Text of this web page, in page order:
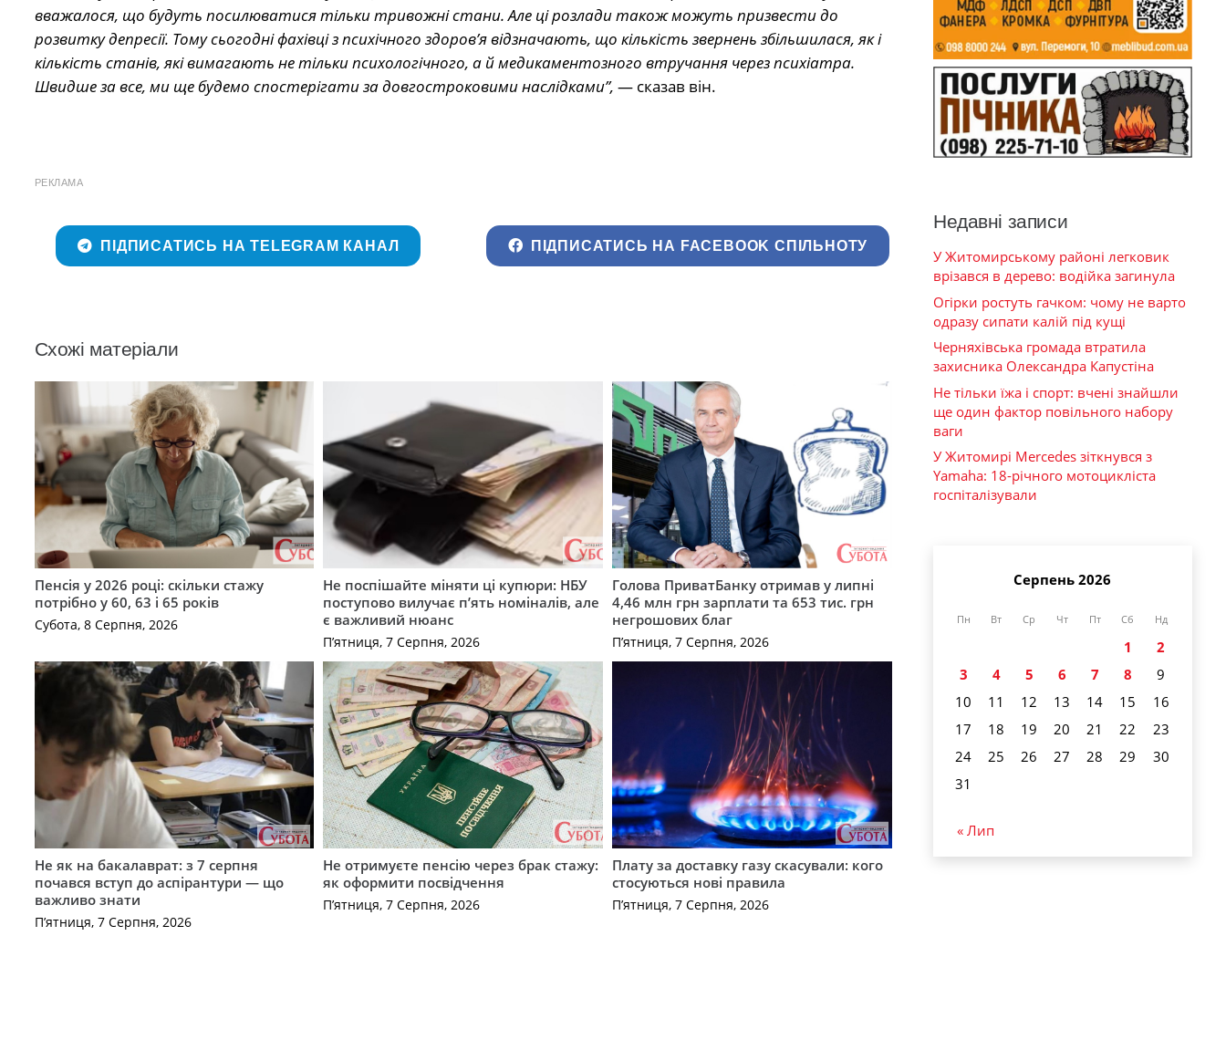
вважалося, що будуть посилюватися тільки тривожні стани. Але ці розлади також можуть призвести до
розвитку депресії. Тому сьогодні фахівці з психічного здоров’я відзначають, що кількість звернень збільшилася, як і
кількість станів, які вимагають не тільки психологічного, а й медикаментозного втручання через психіатра.
Швидше за все, ми ще будемо спостерігати за довгостроковими наслідками”, — сказав він.
РЕКЛАМА
ПІДПИСАТИСЬ НА TELEGRAM КАНАЛ ПІДПИСАТИСЬ НА FACEBOOK СПІЛЬНОТУ
Схожі матеріали
Пенсія у 2026 році: скільки стажу
потрібно у 60, 63 і 65 років
Субота, 8 Серпня, 2026
Не поспішайте міняти ці купюри: НБУ
поступово вилучає п’ять номіналів, але
є важливий нюанс
П’ятниця, 7 Серпня, 2026
Голова ПриватБанку отримав у липні
4,46 млн грн зарплати та 653 тис. грн
негрошових благ
П’ятниця, 7 Серпня, 2026
Не як на бакалаврат: з 7 серпня
почався вступ до аспірантури — що
важливо знати
П’ятниця, 7 Серпня, 2026
Не отримуєте пенсію через брак стажу:
як оформити посвідчення
П’ятниця, 7 Серпня, 2026
Плату за доставку газу скасували: кого
стосуються нові правила
П’ятниця, 7 Серпня, 2026
Недавні записи
У Житомирському районі легковик
врізався в дерево: водійка загинула
Огірки ростуть гачком: чому не варто
одразу сипати калій під кущі
Черняхівська громада втратила
захисника Олександра Капустіна
Не тільки їжа і спорт: вчені знайшли
ще один фактор повільного набору
ваги
У Житомирі Mercedes зіткнувся з
Yamaha: 18-річного мотоцикліста
госпіталізували
Серпень 2026
Пн Вт Ср Чт Пт Сб Нд
1
2
3
4 5 6 7 8
9
10
11 12 13 14 15
16
17
18 19 20 21 22
23
24
25 26 27 28 29
30
31
« Лип